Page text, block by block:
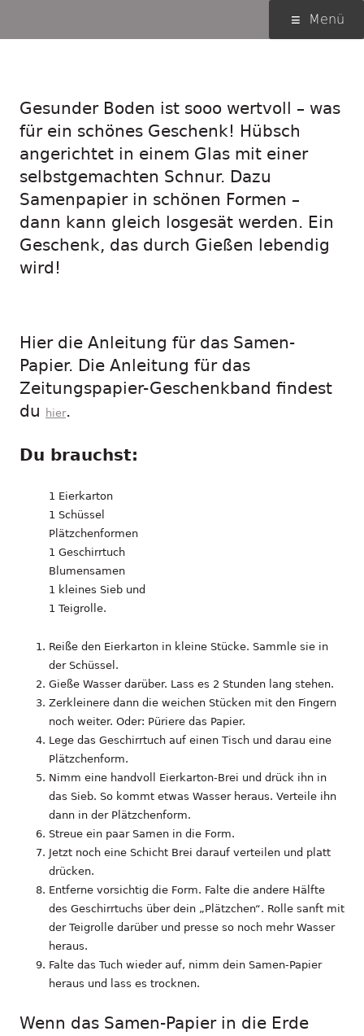
Menü
Menü
Gesunder Boden ist sooo wertvoll – was
für ein schönes Geschenk! Hübsch
angerichtet in einem Glas mit einer
selbstgemachten Schnur. Dazu
Samenpapier in schönen Formen –
dann kann gleich losgesät werden. Ein
Geschenk, das durch Gießen lebendig
wird!
Hier die Anleitung für das Samen-
Papier. Die Anleitung für das
Zeitungspapier-Geschenkband findest
du
hier.
Du brauchst:
1 Eierkarton
1 Schüssel
Plätzchenformen
1 Geschirrtuch
Blumensamen
1 kleines Sieb und
1 Teigrolle.
Reiße den Eierkarton in kleine Stücke. Sammle sie in
der Schüssel.
Gieße Wasser darüber. Lass es 2 Stunden lang stehen.
Zerkleinere dann die weichen Stücken mit den Fingern
noch weiter. Oder: Püriere das Papier.
Lege das Geschirrtuch auf einen Tisch und darau eine
Plätzchenform.
Nimm eine handvoll Eierkarton-Brei und drück ihn in
das Sieb. So kommt etwas Wasser heraus. Verteile ihn
dann in der Plätzchenform.
Streue ein paar Samen in die Form.
Jetzt noch eine Schicht Brei darauf verteilen und platt
drücken.
Entferne vorsichtig die Form. Falte die andere Hälfte
des Geschirrtuchs über dein „Plätzchen“. Rolle sanft mit
der Teigrolle darüber und presse so noch mehr Wasser
heraus.
Falte das Tuch wieder auf, nimm dein Samen-Papier
heraus und lass es trocknen.
Wenn das Samen-Papier in die Erde